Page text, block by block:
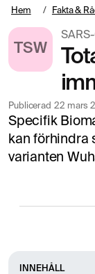
Hem Fakta &
TSW
Publicerad 22 mars
Specifik
kan förhindra
varianten
INNEHÅLL